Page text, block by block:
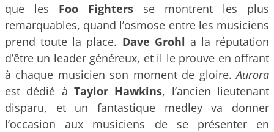
que les Foo Fighters se montrent les plus
remarquables, quand l’osmose entre les musiciens
prend toute la place. Dave Grohl a la réputation
d’être un leader généreux, et il le prouve en offrant
à chaque musicien son moment de gloire.Aurora
est dédié à Taylor Hawkins, l’ancien lieutenant
disparu, et un fantastique medley va donner
l’occasion aux musiciens de se présenter en